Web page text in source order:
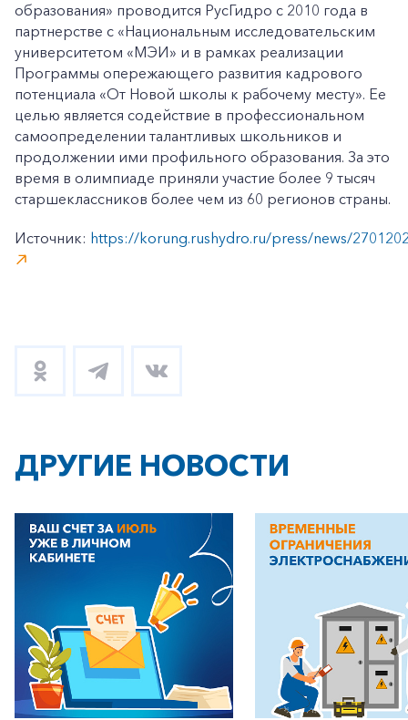
Заказать обратный звонок
образования» проводится РусГидро с 2010 года в
партнерстве с «Национальным исследовательским
университетом «МЭИ» и в рамках реализации
Программы опережающего развития кадрового
потенциала «От Новой школы к рабочему месту». Ее
целью является содействие в профессиональном
самоопределении талантливых школьников и
продолжении ими профильного образования. За это
время в олимпиаде приняли участие более 9 тысяч
старшеклассников более чем из 60 регионов страны.
Источник: https://korung.rushydro.ru/press/news/
ДРУГИЕ НОВОСТИ